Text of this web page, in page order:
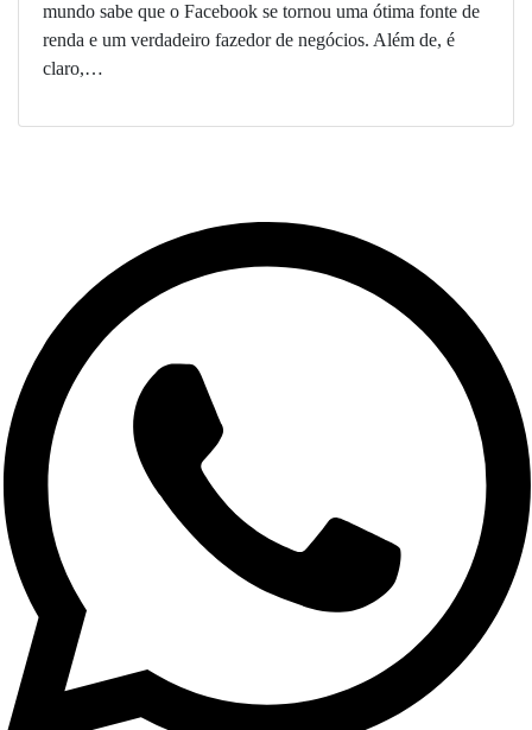
mundo sabe que o Facebook se tornou uma ótima fonte de
renda e um verdadeiro fazedor de negócios. Além de, é
claro,…